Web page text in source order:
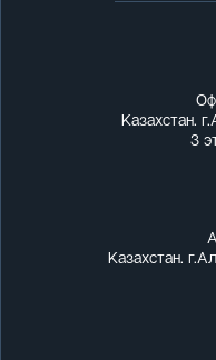
Казахстан.
3
Казахстан.